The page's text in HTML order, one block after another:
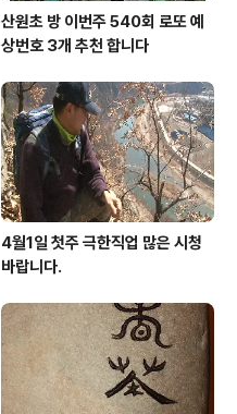
산원초 방 이번주 540회 로또 예
상번호 3개 추천 합니다
4월1일 첫주 극한직업 많은 시청
바랍니다.